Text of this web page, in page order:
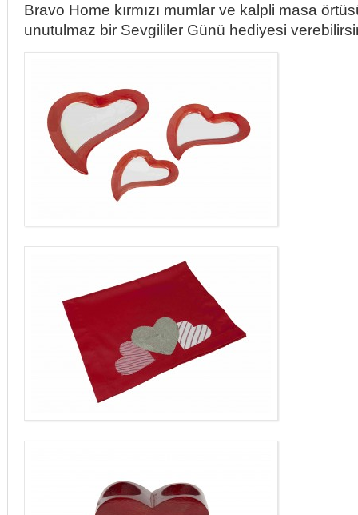
Bravo Home kırmızı mumlar ve kalpli masa
unutulmaz bir Sevgililer Günü hediyesi